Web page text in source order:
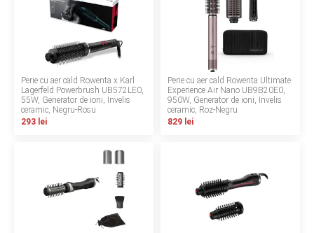
Politica de confidentialitate
Politica de utilizare cookie-uri
Politica de livrare si retur
Instalare scaune/scoici auto
Perie cu aer cald Rowenta x Karl
Lagerfeld Powerbrush UB572LE0,
55W, Generator de ioni, Invelis
ceramic, Negru-Rosu
293 lei
Perie cu aer cald Rowenta Ultimate
Experience Air Nano UB9B20E0,
950W, Generator de ioni, Invelis
ceramic, Roz-Negru
829 lei